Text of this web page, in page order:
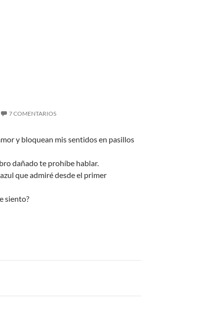
7 COMENTARIOS
y bloquean mis sentidos en pasillos
dañado te prohíbe hablar.
que admiré desde el primer
siento?